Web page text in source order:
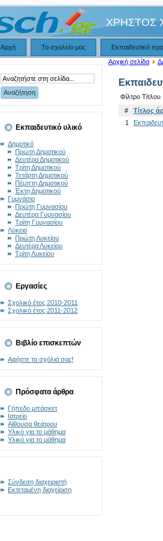
ΧΡΗΣΤΟΣ
Αρχή Το σχολείο μας Εκπαιδευτικό
Εκπαιδευτικό υλικό
Δημοτικό
Πρώτη Δημοτικού
Δευτέρα Δημοτικού
Τρίτη Δημοτικού
Τετάρτη Δημοτικού
Πέμπτη Δημοτικού
Έκτη Δημοτικού
Γυμνάσιο
Πρώτη Γυμνασίου
Δευτέρα Γυμνασίου
Τρίτη Γυμνασίου
Λύκειο
Πρώτη Λυκείου
Δευτέρα Λυκείου
Τρίτη Λυκείου
Εργασίες
Σχολικό έτος 2010-2011
Σχολικό έτος 2011-2012
Βιβλίο επισκεπτών
Αφήστε τα σχόλιά σας!
Πρόσφατα άρθρα
Γήπεδο μπάσκετ
Ιατρείο
Αίθουσα θεάτρου
Υλικό για το μάθημα
Υλικό για το μάθημα
Σύνδεση διαχειριστή
Εκτεταμένη διαχείριση
Αρχική σελίδα
Φίλτρο Τίτλου
#
Τίτλος
1